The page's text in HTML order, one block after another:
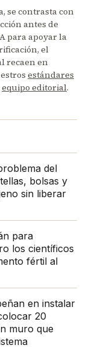
se contrasta con
antes de
para apoyar la
el
recaen en
estándares
equipo editorial.
del
bolsas y
sin liberar
para
los científicos
fértil al
en instalar
20
muro que